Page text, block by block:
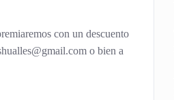
con un descuento
o bien a